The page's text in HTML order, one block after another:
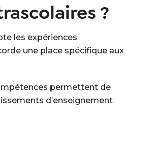
?
les expériences
une place spécifique aux
permettent de
d’enseignement